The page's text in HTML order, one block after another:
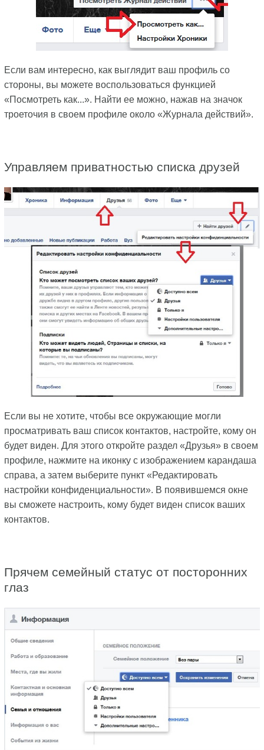
Если вам интересно, как выглядит ваш профиль со
стороны, вы можете воспользоваться функцией
«Посмотреть как...». Найти ее можно, нажав на значок
троеточия в своем профиле около «Журнала действий».
Управляем приватностью списка друзей
Если вы не хотите, чтобы все окружающие могли
просматривать ваш список контактов, настройте, кому он
будет виден. Для этого откройте раздел «Друзья» в своем
профиле, нажмите на иконку с изображением карандаша
справа, а затем выберите пункт «Редактировать
настройки конфиденциальности». В появившемся окне
вы сможете настроить, кому будет виден список ваших
контактов.
Прячем семейный статус от посторонних
глаз